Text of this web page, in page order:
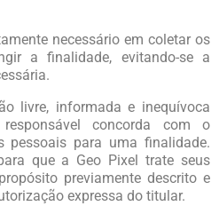
necessário em coletar os
a finalidade, evitando-se a
livre, informada e inequívoca
concorda com o
pessoais para uma finalidade.
que a Geo Pixel trate seus
previamente descrito e
expressa do titular.